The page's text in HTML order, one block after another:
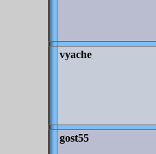
vyache
gost55